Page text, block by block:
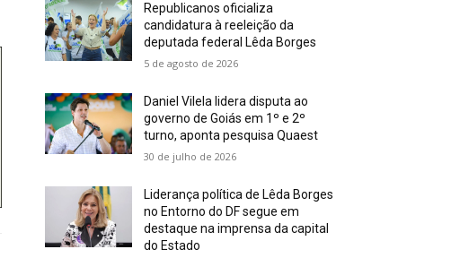
Republicanos oficializa
candidatura à reeleição da
deputada federal Lêda Borges
5 de agosto de 2026
Daniel Vilela lidera disputa ao
governo de Goiás em 1º e 2º
turno, aponta pesquisa Quaest
30 de julho de 2026
Liderança política de Lêda Borges
no Entorno do DF segue em
destaque na imprensa da capital
do Estado